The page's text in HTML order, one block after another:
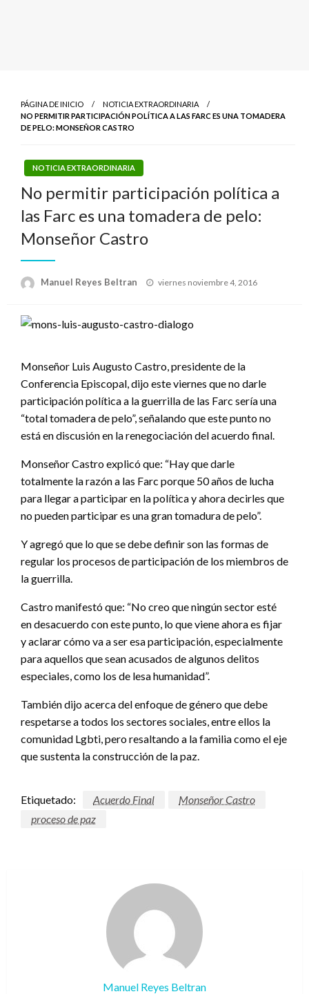
PÁGINA DE INICIO
NOTICIA EXTRAORDINARIA
NO PERMITIR PARTICIPACIÓN POLÍTICA A LAS FARC ES UNA TOMADERA
DE PELO: MONSEÑOR CASTRO
NOTICIA EXTRAORDINARIA
No permitir participación política a
las Farc es una tomadera de pelo:
Monseñor Castro
Manuel Reyes Beltran
Publicado
viernes noviembre 4, 2016
Monseñor Luis Augusto Castro, presidente de la
Conferencia Episcopal, dijo este viernes que no darle
participación política a la guerrilla de las Farc sería una
“total tomadera de pelo”, señalando que este punto no
está en discusión en la renegociación del acuerdo final.
Monseñor Castro explicó que: “Hay que darle
totalmente la razón a las Farc porque 50 años de lucha
para llegar a participar en la política y ahora decirles que
no pueden participar es una gran tomadura de pelo”.
Y agregó que lo que se debe definir son las formas de
regular los procesos de participación de los miembros de
la guerrilla.
Castro manifestó que: “No creo que ningún sector esté
en desacuerdo con este punto, lo que viene ahora es fijar
y aclarar cómo va a ser esa participación, especialmente
para aquellos que sean acusados de algunos delitos
especiales, como los de lesa humanidad”.
También dijo acerca del enfoque de género que debe
respetarse a todos los sectores sociales, entre ellos la
comunidad Lgbti, pero resaltando a la familia como el eje
que sustenta la construcción de la paz.
Etiquetado: Acuerdo Final
Monseñor Castro
proceso de paz
Manuel Reyes Beltran